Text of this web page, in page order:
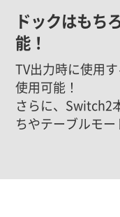
ドックはもち
能！
TV出力時に使用
使用可能！
さらに、Switch2
ちやテーブルモー